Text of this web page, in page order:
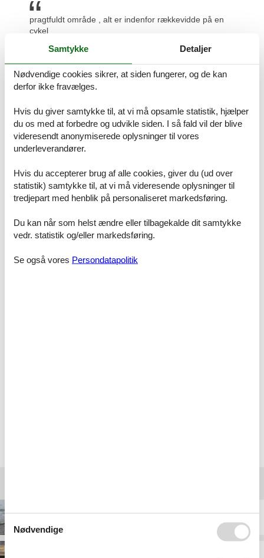
pragtfuldt område , alt er indenfor rækkevidde på en
cykel
Når du har fundet det sommerhus Ebeltoft privat billig, som skal
danne rammen om familiens ferie, kan du straks booke det direkte
over nettet. Du vil helt automatisk være dækket af Felines
udlejningsbureauer, som udlejer dit foretrukne sommerhus Ebeltoft
privat billig til en pris, som er billigere end vores.
Hvis der en sjælden gang sker en fejl i vores kontrol af priserne hos
prisen. Pengene indsættes simpelthen på din konto.
Hvis du har spørgsmål eller særlige ønsker i forbindelse med din
søgning efter et sommerhus Ebeltoft privat billig, er du meget
ring på 8724 2251.
Kundevurderinger af Feline Holidays
Samtykke Detaljer
Nødvendige cookies sikrer, at siden fungerer, og de kan
derfor ikke fravælges.
Hvis du giver samtykke til, at vi må opsamle statistik, hjælper
du os med at forbedre og udvikle siden. I så fald vil der blive
videresendt anonymiserede oplysninger til vores
underleverandører.
Hvis du accepterer brug af alle cookies, giver du (ud over
statistik) samtykke til, at vi må videresende oplysninger til
tredjepart med henblik på personaliseret markedsføring.
Du kan når som helst ændre eller tilbagekalde dit samtykke
vedr. statistik og/eller markedsføring.
Se også vores Persondatapolitik
Nødvendige